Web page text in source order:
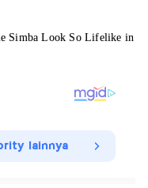
lainnya